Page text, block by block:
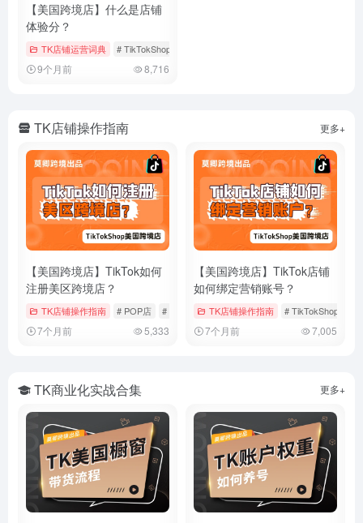
【美国跨境店】什么是店铺
体验分？
TK店铺运营词典 # TikTokShop
9个月前 8,716
TK店铺操作指南 更多+
【美国跨境店】TikTok如何
注册美区跨境店？
TK店铺操作指南 # POP店 # TikTokShop # 入驻流程
7个月前 5,333
【美国跨境店】TikTok店铺
如何绑定营销账号？
TK店铺操作指南 # TikTokShop
7个月前 7,005
TK商业化实战合集 更多+